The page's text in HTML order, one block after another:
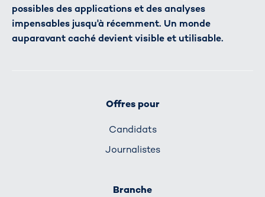
possibles des applications et des analyses
impensables jusqu'à récemment. Un monde
auparavant caché devient visible et utilisable.
Offres pour
Candidats
Journalistes
Branche